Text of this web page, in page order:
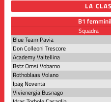
LA
B1
Squadra
Blue Team Pavia
Don Colleoni Trescore
Academy Valtellina
Bstz Omsi Vobarno
Rothoblaas Volano
Ipag Noventa
Vivienergia Busnago